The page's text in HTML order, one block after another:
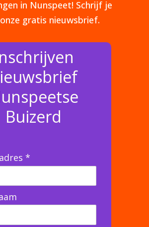
in Nunspeet! Schrijf je
gratis nieuwsbrief.
Buizerd
*